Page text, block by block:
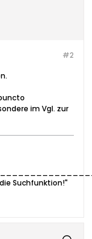
#2
im Vgl. zur
Suchfunktion!"